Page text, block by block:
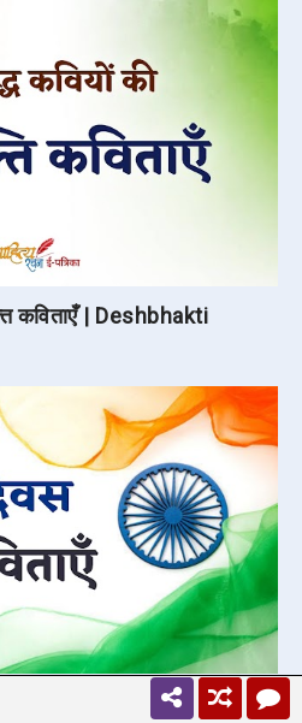
कविताएँ | Deshbhakti
| Independence Day